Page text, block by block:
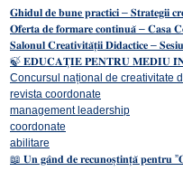
𝐆𝐡𝐢𝐝𝐮𝐥 𝐝𝐞 𝐛𝐮𝐧𝐞 𝐩𝐫𝐚𝐜𝐭𝐢𝐜𝐢 – 𝐒𝐭𝐫𝐚𝐭𝐞𝐠𝐢𝐢
𝐎𝐟𝐞𝐫𝐭𝐚 𝐝𝐞 𝐟𝐨𝐫𝐦𝐚𝐫𝐞 𝐜𝐨𝐧𝐭𝐢𝐧𝐮𝐚̆ – 𝐂𝐚𝐬𝐚
𝐒𝐚𝐥𝐨𝐧𝐮𝐥 𝐂𝐫𝐞𝐚𝐭𝐢𝐯𝐢𝐭𝐚̆𝐭̦𝐢𝐢 𝐃𝐢𝐝𝐚𝐜𝐭𝐢𝐜𝐞 –
🍃 𝐄𝐃𝐔𝐂𝐀𝐓̦𝐈𝐄 𝐏𝐄𝐍𝐓𝐑𝐔 𝐌𝐄𝐃𝐈𝐔
Concursul național de creativitate
revista coordonate
management leadership
coordonate
abilitare
📖 𝐔𝐧 𝐠𝐚̂𝐧𝐝 𝐝𝐞 𝐫𝐞𝐜𝐮𝐧𝐨𝐬̦𝐭𝐢𝐧𝐭̦𝐚̆ 𝐩𝐞𝐧𝐭𝐫𝐮